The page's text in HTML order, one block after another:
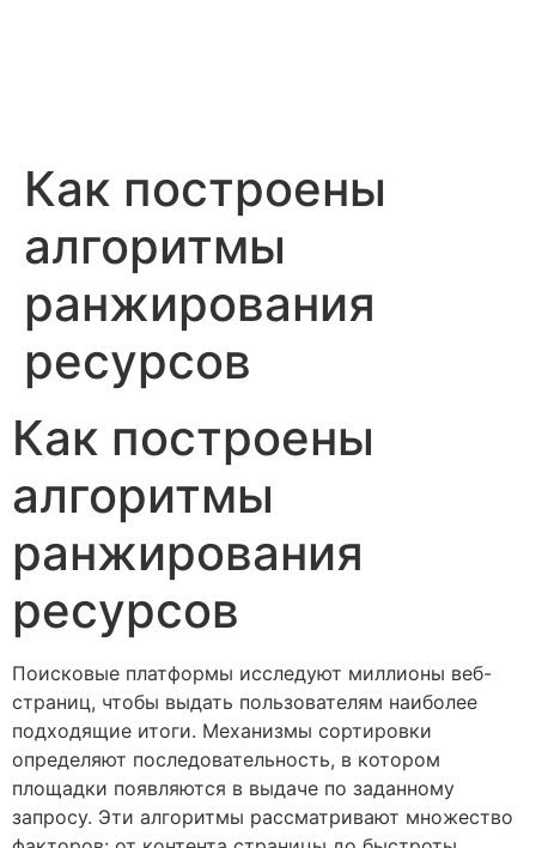
Как построены
алгоритмы
ранжирования
ресурсов
Как построены
алгоритмы
ранжирования
ресурсов
Поисковые платформы исследуют миллионы веб-
страниц, чтобы выдать пользователям наиболее
подходящие итоги. Механизмы сортировки
определяют последовательность, в котором
площадки появляются в выдаче по заданному
запросу. Эти алгоритмы рассматривают множество